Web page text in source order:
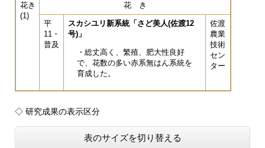
花き
(1)
花 き
平
11・
普及
スカシユリ新系統「さど美人(佐渡12
号)」
・総丈高く、繁殖、肥大性良好
で、花数の多い赤系無はん系統を
育成した。
佐渡
農業
技術
セン
ター
◇ 研究成果の表示区分
表のサイズを切り替える